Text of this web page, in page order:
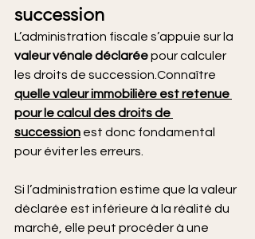
succession
L’administration fiscale s’appuie sur la
valeur vénale déclarée pour calculer
les droits de succession.Connaître
quelle valeur immobilière est retenue
pour le calcul des droits de
succession est donc fondamental
pour éviter les erreurs.
Si l’administration estime que la valeur
déclarée est inférieure à la réalité du
marché, elle peut procéder à une